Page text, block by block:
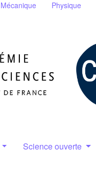
Mécanique Physique
Science ouverte